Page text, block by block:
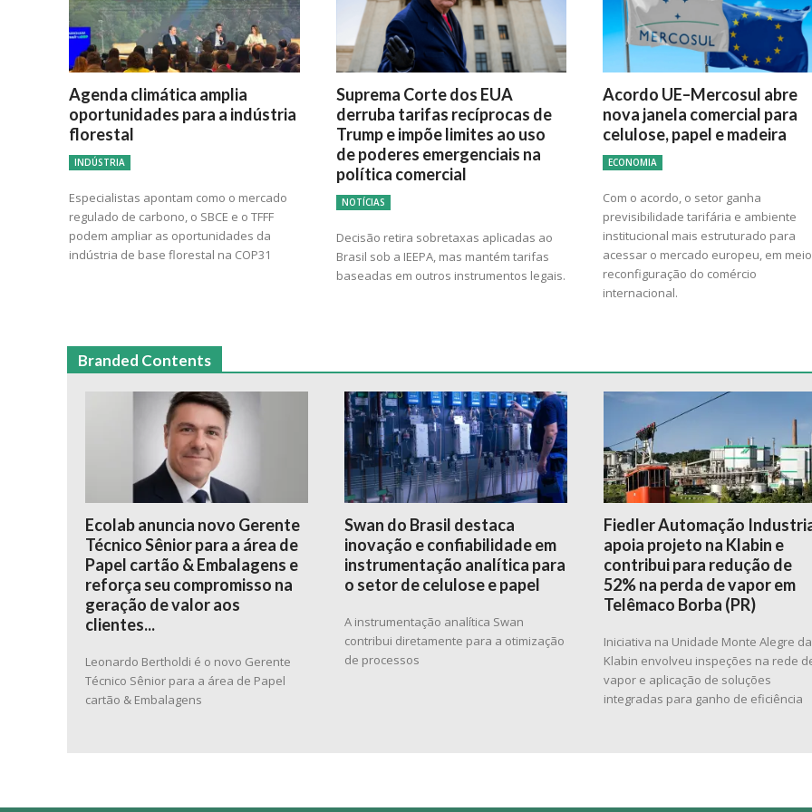
Agenda climática amplia
oportunidades para a indústria
florestal
INDÚSTRIA
Especialistas apontam como o mercado
regulado de carbono, o SBCE e o TFFF
podem ampliar as oportunidades da
indústria de base florestal na COP31
Suprema Corte dos EUA
derruba tarifas recíprocas de
Trump e impõe limites ao uso
de poderes emergenciais na
política comercial
NOTÍCIAS
Decisão retira sobretaxas aplicadas ao
Brasil sob a IEEPA, mas mantém tarifas
baseadas em outros instrumentos legais.
Acordo UE–Mercosul abre
nova janela comercial para
celulose, papel e madeira
ECONOMIA
Com o acordo, o setor ganha
previsibilidade tarifária e ambiente
institucional mais estruturado para
acessar o mercado europeu, em
reconfiguração do comércio
internacional.
Branded Contents
Ecolab anuncia novo Gerente
Técnico Sênior para a área de
Papel cartão & Embalagens e
reforça seu compromisso na
geração de valor aos
clientes...
Leonardo Bertholdi é o novo Gerente
Técnico Sênior para a área de Papel
cartão & Embalagens
Swan do Brasil destaca
inovação e confiabilidade em
instrumentação analítica para
o setor de celulose e papel
A instrumentação analítica Swan
contribui diretamente para a otimização
de processos
Fiedler Automação
apoia projeto na Klabin e
contribui para redução de
52% na perda de vapor em
Telêmaco Borba (PR)
Iniciativa na Unidade Monte Alegre da
Klabin envolveu inspeções na rede
vapor e aplicação de soluções
integradas para ganho de eficiência